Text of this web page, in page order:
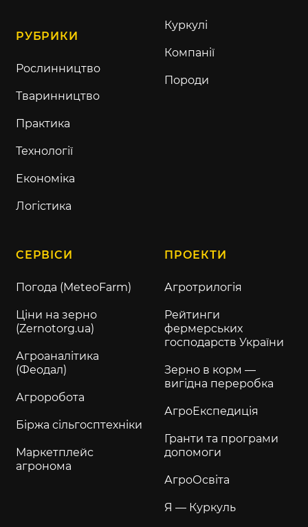
РУБРИКИ
Рослинництво
Тваринництво
Практика
Технології
Економіка
Логістика
Куркулі
Компанії
Породи
СЕРВІСИ
Погода (MeteoFarm)
Ціни на зерно
(Zernotorg.ua)
Агроаналітика
(Феодал)
Агроробота
Біржа сільгосптехніки
Маркетплейс
агронома
ПРОЕКТИ
Агротрилогія
Рейтинги
фермерських
господарств України
Зерно в корм —
вигідна переробка
АгроЕкспедиція
Гранти та програми
допомоги
АгроОсвіта
Я — Куркуль